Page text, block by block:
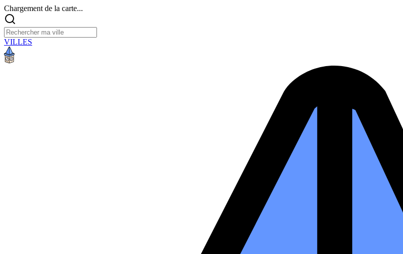
Chargement de la carte...
VILLES